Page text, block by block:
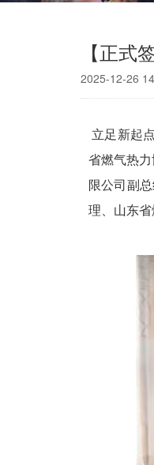
【正
2025-12-26
立足新起
省燃气热
限公司副
理、山东